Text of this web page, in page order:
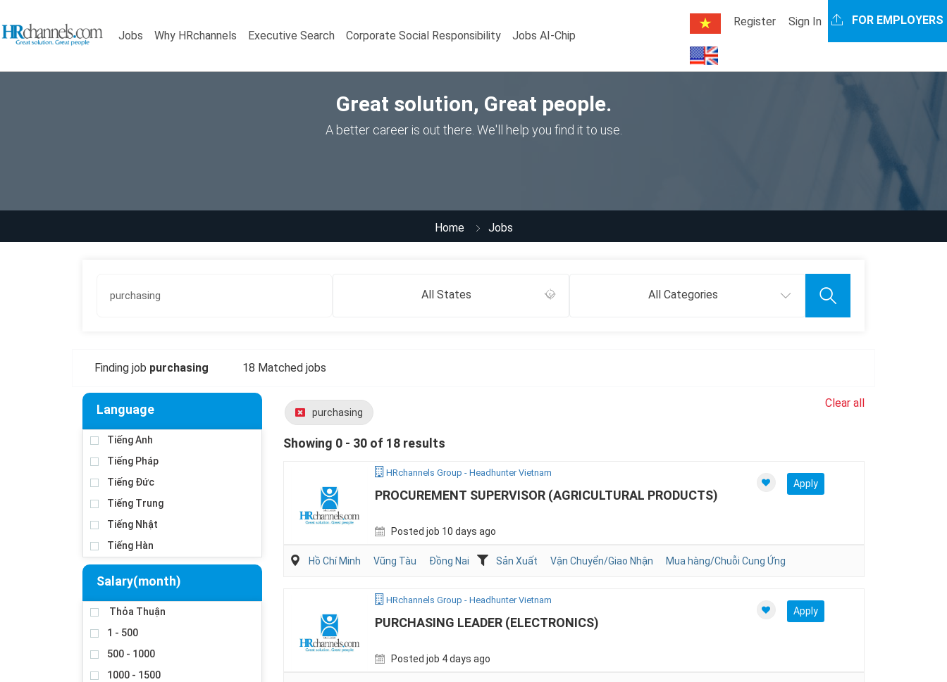
Jobs Why HRchannels Executive Search Corporate Social Responsibility Jobs AI-Chip
Register Sign In FOR EMPLOYERS
Great solution, Great people.
A better career is out there. We'll help you find it to use.
Home Jobs
All States All Categories
Finding job purchasing 18 Matched jobs
Language
Tiếng Anh
Tiếng Pháp
Tiếng Đức
Tiếng Trung
Tiếng Nhật
Tiếng Hàn
Salary(month)
Thỏa Thuận
1 - 500
500 - 1000
1000 - 1500
purchasing
Clear all
Showing 0 - 30 of 18 results
HRchannels Group - Headhunter Vietnam
PROCUREMENT SUPERVISOR (AGRICULTURAL PRODUCTS)
Posted job 10 days ago
Apply
Hồ Chí Minh Vũng Tàu Đồng Nai Sản Xuất Vận Chuyển/Giao Nhận Mua hàng/Chuỗi Cung Ứng
HRchannels Group - Headhunter Vietnam
PURCHASING LEADER (ELECTRONICS)
Posted job 4 days ago
Apply